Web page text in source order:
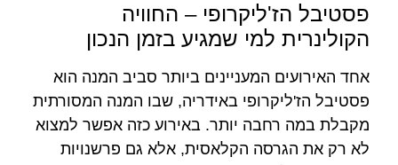
פסטיבל הז'ליקרופי – החוויה
הקולינרית למי שמגיע בזמן הנכון
אחד האירועים המעניינים ביותר סביב המנה הוא
פסטיבל הז'ליקרופי באידריה, שבו המנה המסורתית
מקבלת במה רחבה יותר. באירוע כזה אפשר למצוא
לא רק את הגרסה הקלאסית, אלא גם פרשנויות